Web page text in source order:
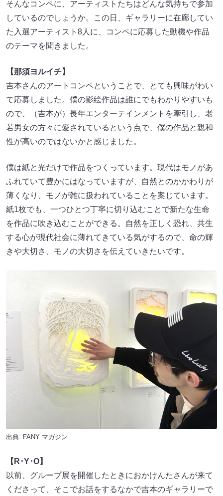
そんなコンペに、アーティストたちはどんな気持ちで参加
しているのでしょうか。この日、ギャラリーに在廊してい
た入選アーティスト8人に、コンペに応募した動機や作品
のテーマを聞きました。
【那須ヨルイチ】
吉本さんのアートコンペということで、とても興味がわい
て応募しました。僕の影絵作品は誰にでもわかりやすいも
ので、（吉本が）長年エンターテインメントを牽引し、老
若男女の方々に愛されているという点で、僕の作品と親和
性が高いのではないかと感じました。
僕は紙と光だけで作品をつくっています。現代はモノがあ
ふれていて豊かにはなっていますが、自然とのかかわりが
薄くなり、モノが雑に扱われていることを案じています。
紙1枚でも、一つひとつ丁寧に切り込むことで新たな生命
を作品に吹き込むことができる。自然を正しく恐れ、共生
する心が現代社会に薄れてきている気がするので、命の輝
きや大切さ、モノの大切さを伝えていきたいです。
出典: FANY マガジン
【R･Y･O】
以前、グループ展を開催したときにおかけんたさんが来て
くださって、そこでお話をするなかで吉本のギャラリーで